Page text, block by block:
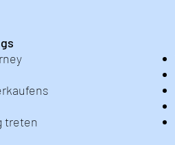
treten